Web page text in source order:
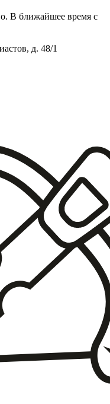
В ближайшее время с
д. 48/1